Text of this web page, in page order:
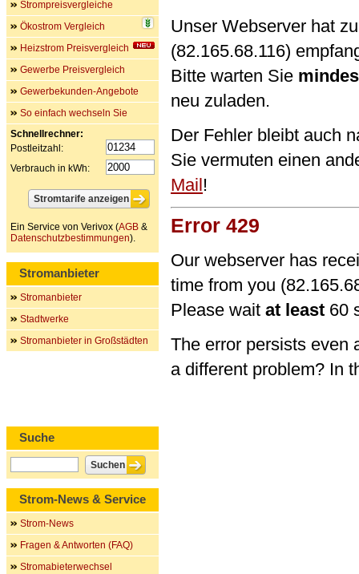
Unser Webserver hat
(82.165.68.116)
Bitte warten Sie
neu zuladen.
Der Fehler bleibt auch
Sie vermuten einen
Mail!
Error 429
Our webserver has
time from you
Please wait at least 60
The error persists even
a different problem? In
Strompreisvergleiche
Ökostrom Vergleich
Heizstrom Preisvergleich
Gewerbe Preisvergleich
Gewerbekunden-Angebote
So einfach wechseln Sie
Schnellrechner:
Postleitzahl:
Verbrauch in kWh:
Ein Service von Verivox (AGB &
Datenschutzbestimmungen).
Stromanbieter
Stromanbieter
Stadtwerke
Stromanbieter in Großstädten
Suche
Strom-News & Service
Strom-News
Fragen & Antworten (FAQ)
Stromabieterwechsel